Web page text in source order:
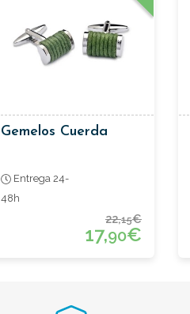
Gemelos Cuerda
Entrega 24-
48h
22,15€
17,90€